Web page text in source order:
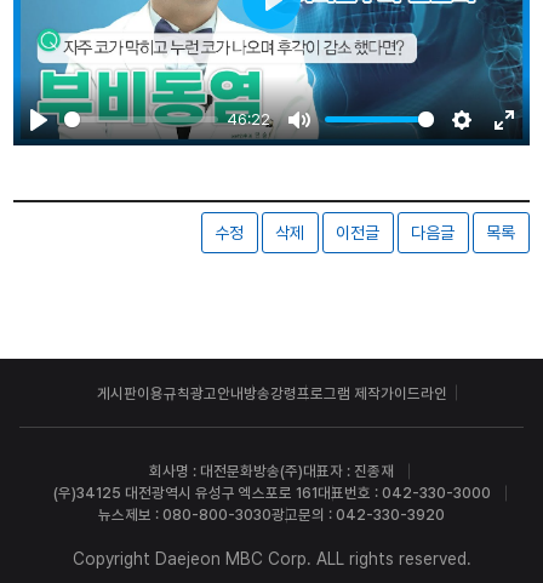
Play
46:22
Mute Settings
Play
수정 삭제 이전글 다음글 목록
게시판이용규칙광고안내방송강령 프로그램 제작가이드라인
회사명 : 대전문화방송(주)대표자 : 진종재
(우)34125 대전광역시 유성구 엑스포로 161대표번호 : 042-330-3000
뉴스제보 : 080-800-3030광고문의 : 042-330-3920
Copyright Daejeon MBC Corp. ALL rights reserved.